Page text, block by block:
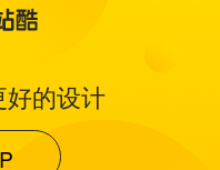
的设计